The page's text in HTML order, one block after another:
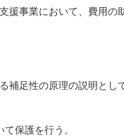
援事業において、費用の
補足性の原理の説明とし
保護を行う。